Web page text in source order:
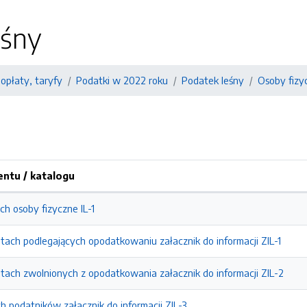
taryfy Podatki w 2022 roku Podatek leśny Osoby
/ katalogu
osoby fizyczne IL-1
podlegających opodatkowaniu załacznik do informacji ZIL-1
zwolnionych z opodatkowania załacznik do informacji ZIL-2